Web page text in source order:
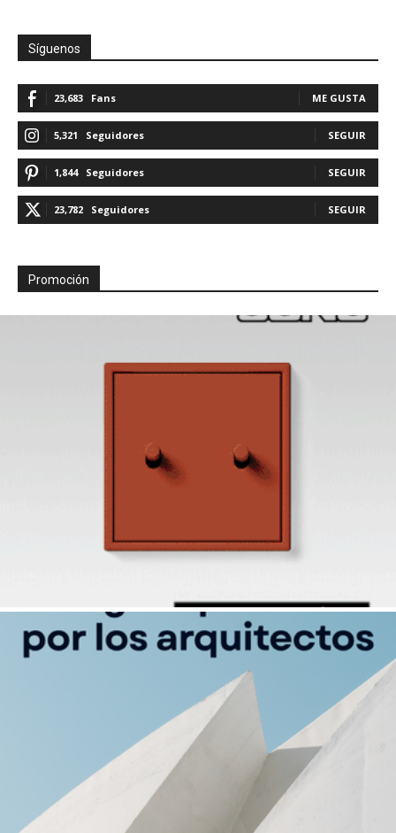
Síguenos
23,683 Fans ME GUSTA
5,321 Seguidores SEGUIR
1,844 Seguidores SEGUIR
23,782 Seguidores SEGUIR
Promoción